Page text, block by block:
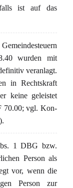
ist auf das
wurden mit
veranlagt.
in Rechtskraft
keine geleistet
70.00; vgl. Kon-
1 DBG bzw.
Person als
vor, wenn die
Person zur